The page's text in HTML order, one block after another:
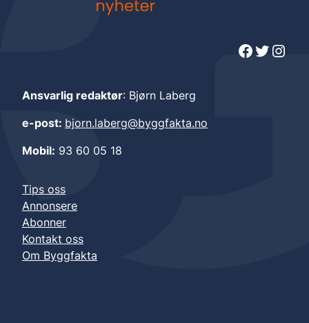
Facebook Twitter Instagram
Ansvarlig redaktør: Bjørn Laberg
e-post: bjorn.laberg@byggfakta.no
Mobil: 93 60 05 18
Tips oss
Annonsere
Abonner
Kontakt oss
Om Byggfakta